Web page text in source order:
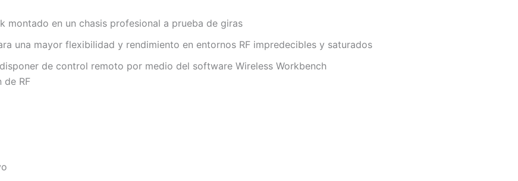
montado en un chasis profesional a prueba de giras
una mayor flexibilidad y rendimiento en entornos RF impredecibles y saturados
de control remoto por medio del software Wireless Workbench
de RF